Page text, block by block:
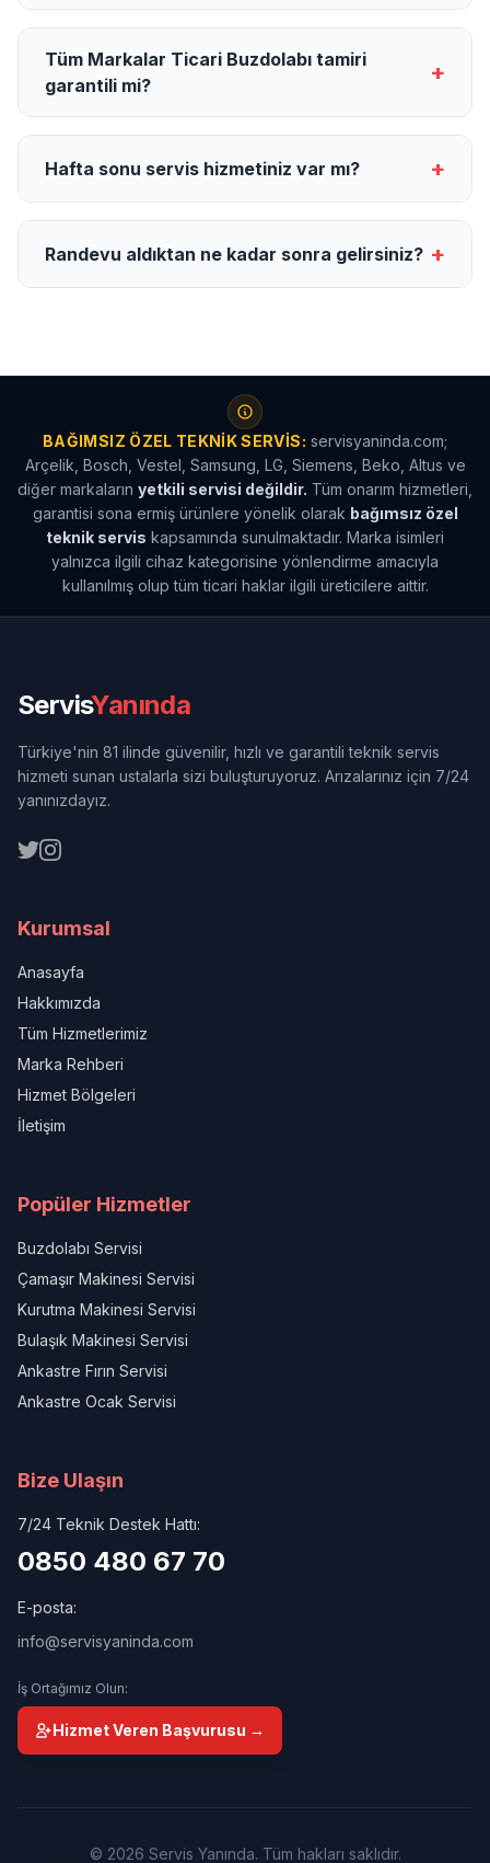
Tüm Markalar Ticari Buzdolabı tamiri
garantili mi?
+
Hafta sonu servis hizmetiniz var mı? +
Randevu aldıktan ne kadar sonra gelirsiniz? +
BAĞIMSIZ ÖZEL TEKNIK SERVIS: servisyaninda.com;
Arçelik, Bosch, Vestel, Samsung, LG, Siemens, Beko, Altus ve
diğer markaların yetkili servisi değildir. Tüm onarım hizmetleri,
garantisi sona ermiş ürünlere yönelik olarak bağımsız özel
teknik servis kapsamında sunulmaktadır. Marka isimleri
yalnızca ilgili cihaz kategorisine yönlendirme amacıyla
kullanılmış olup tüm ticari haklar ilgili üreticilere aittir.
ServisYanında
Türkiye'nin 81 ilinde güvenilir, hızlı ve garantili teknik servis
hizmeti sunan ustalarla sizi buluşturuyoruz. Arızalarınız için 7/24
yanınızdayız.
Kurumsal
Anasayfa
Hakkımızda
Tüm Hizmetlerimiz
Marka Rehberi
Hizmet Bölgeleri
İletişim
Popüler Hizmetler
Buzdolabı Servisi
Çamaşır Makinesi Servisi
Kurutma Makinesi Servisi
Bulaşık Makinesi Servisi
Ankastre Fırın Servisi
Ankastre Ocak Servisi
Bize Ulaşın
7/24 Teknik Destek Hattı:
0850 480 67 70
E-posta:
info@servisyaninda.com
İş Ortağımız Olun:
Hizmet Veren Başvurusu →
© 2026 Servis Yanında. Tüm hakları saklıdır.